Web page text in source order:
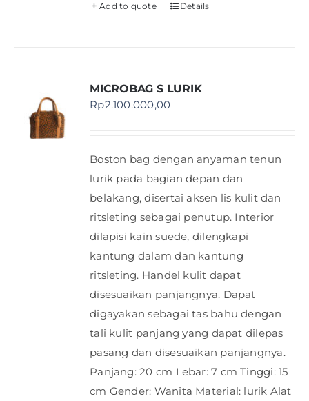
Add to quote Details
MICROBAG S LURIK
Rp2.100.000,00
Boston bag dengan anyaman tenun
lurik pada bagian depan dan
belakang, disertai aksen lis kulit dan
ritsleting sebagai penutup. Interior
dilapisi kain suede, dilengkapi
kantung dalam dan kantung
ritsleting. Handel kulit dapat
disesuaikan panjangnya. Dapat
digayakan sebagai tas bahu dengan
tali kulit panjang yang dapat dilepas
pasang dan disesuaikan panjangnya.
Panjang: 20 cm Lebar: 7 cm Tinggi: 15
cm Gender: Wanita Material: lurik Alat